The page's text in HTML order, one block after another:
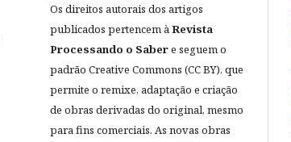
Os direitos autorais dos artigos
publicados pertencem àRevista
Processando o Sabere seguem o
padrão Creative Commons (CC BY), que
permite o remixe, adaptação e criação
de obras derivadas do original, mesmo
para fins comerciais. As novas obras